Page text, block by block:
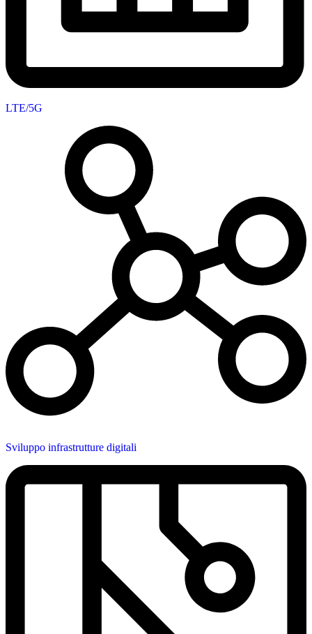
LTE/5G
Sviluppo infrastrutture digitali